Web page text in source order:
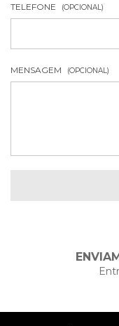
TELEFONE (OPCIONAL)
MENSAGEM (OPCIONAL)